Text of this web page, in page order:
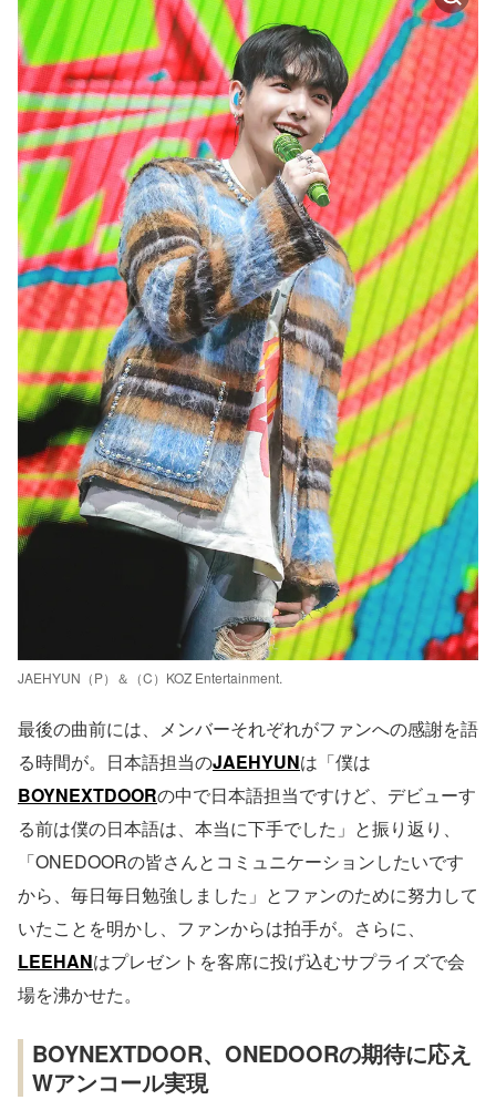
JAEHYUN（P）＆（C）KOZ Entertainment.
最後の曲前には、メンバーそれぞれがファンへの感謝を語
る時間が。日本語担当のJAEHYUNは「僕は
BOYNEXTDOORの中で日本語担当ですけど、デビューす
る前は僕の日本語は、本当に下手でした」と振り返り、
「ONEDOORの皆さんとコミュニケーションしたいです
から、毎日毎日勉強しました」とファンのために努力して
いたことを明かし、ファンからは拍手が。さらに、
LEEHANはプレゼントを客席に投げ込むサプライズで会
場を沸かせた。
BOYNEXTDOOR、ONEDOORの期待に応え
Wアンコール実現